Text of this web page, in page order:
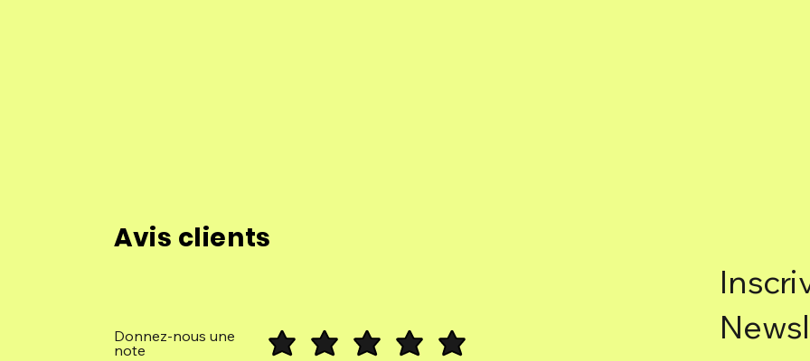
Avis clients
Donnez-nous une
note